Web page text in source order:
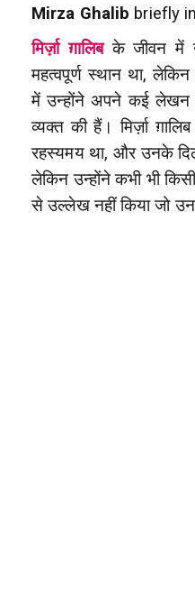
Mirza Ghalib briefly
मिर्ज़ा ग़ालिबके जीवन में
महत्वपूर्ण स्थान था,
में उन्होंने अपने कई लेखन
व्यक्त की हैं। मिर्ज़ा
रहस्यमय था, और उनके
लेकिन उन्होंने कभी भी
से उल्लेख नहीं किया जो